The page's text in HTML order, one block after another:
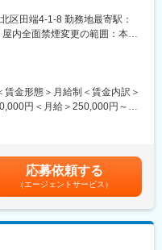
の加工事業を行っているメー
商品開発のパートナーとし
画提案と生産管理業務をお任
、オンワード樫山など業界大
いています。
当します。
区田端4-1-8 勤務地最寄駅：
内全面禁煙変更の範囲：本文
金形態＞月給制＜賃金内訳＞
円＜月給＞250,000円～
た表記です。
応募依頼する
（エージェントサービス）